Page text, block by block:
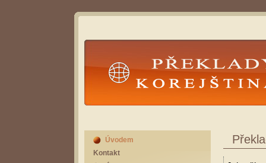
Překlady Korejština
Úvodem
Kontakt